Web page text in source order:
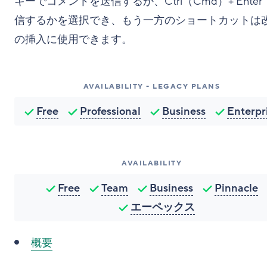
信するかを選択でき、もう一方のショートカットは
の挿入に使用できます。
AVAILABILITY - LEGACY PLANS
Free Professional Business
AVAILABILITY
Free Team Business
Pinnacle
エーペックス
概要